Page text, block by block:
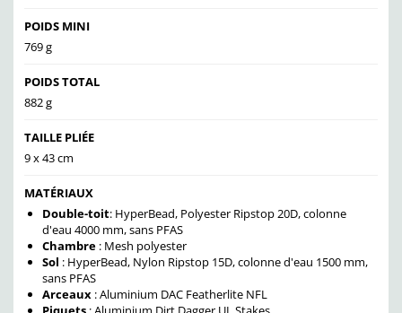
POIDS MINI
769 g
POIDS TOTAL
882 g
TAILLE PLIÉE
9 x 43 cm
MATÉRIAUX
Double-toit: HyperBead, Polyester Ripstop 20D, colonne
d'eau 4000 mm, sans PFAS
Chambre : Mesh polyester
Sol : HyperBead, Nylon Ripstop 15D, colonne d'eau 1500 mm,
sans PFAS
Arceaux: Aluminium DAC Featherlite NFL